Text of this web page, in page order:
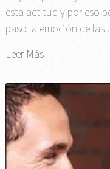
esta actitud y por eso
paso la emoción de
Leer Más